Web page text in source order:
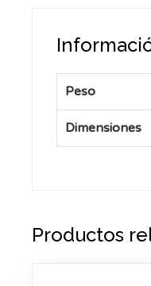
Peso
Dimensiones
Productos